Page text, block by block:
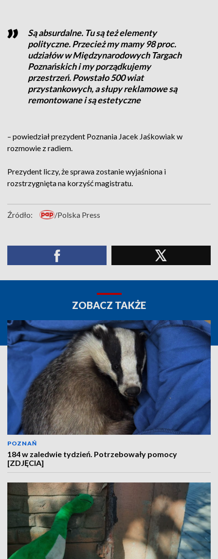
Są absurdalne. Tu są też elementy
polityczne. Przecież my mamy 98 proc.
udziałów w Międzynarodowych Targach
Poznańskich i my porządkujemy
przestrzeń. Powstało 500 wiat
przystankowych, a słupy reklamowe są
remontowane i są estetyczne
– powiedział prezydent Poznania Jacek Jaśkowiak w
rozmowie z radiem.
Prezydent liczy, że sprawa zostanie wyjaśniona i
rozstrzygnięta na korzyść magistratu.
Źródło: /Polska Press
ZOBACZ TAKŻE
POZNAŃ
184 w zaledwie tydzień. Potrzebowały pomocy
[ZDJĘCIA]